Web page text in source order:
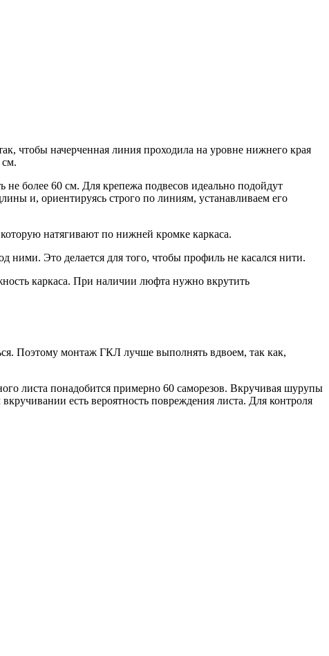
чтобы начерченная линия проходила на уровне нижнего края
более 60 см. Для крепежа подвесов идеально подойдут
и, ориентируясь строго по линиям, устанавливаем его
натягивают по нижней кромке каркаса.
Это делается для того, чтобы профиль не касался нити.
каркаса. При наличии люфта нужно вкрутить
Поэтому монтаж ГКЛ лучше выполнять вдвоем, так как,
листа понадобится примерно 60 саморезов. Вкручивая шурупы
есть вероятность повреждения листа. Для контроля